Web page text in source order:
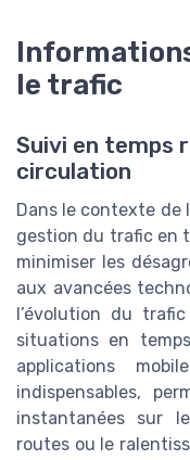
le trafic
Suivi en temps
circulation
Dans le contexte de
gestion du trafic en
minimiser les
aux avancées
l’évolution du
situations en
applications
indispensables,
instantanées sur
routes ou le